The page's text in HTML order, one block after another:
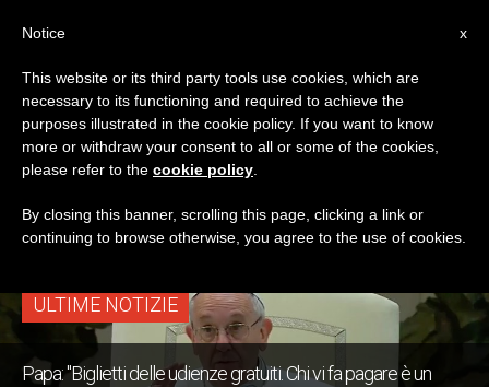
TAG
Posts Tagged
‘bagarini’
ULTIME NOTIZIE
Papa: "Biglietti delle udienze gratuiti. Chi vi fa pagare è un
x
Notice
This website or its third party tools use cookies, which are
necessary to its functioning and required to achieve the
purposes illustrated in the cookie policy. If you want to know
more or withdraw your consent to all or some of the cookies,
please refer to the cookie policy
By closing this banner, scrolling this page, clicking a link or
continuing to browse otherwise, you agree to the use of cookies.